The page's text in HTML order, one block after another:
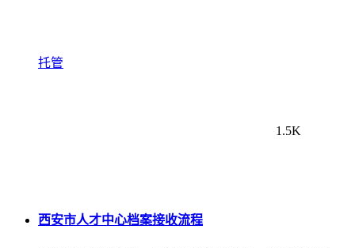
托管
1.5K
西安市人才中心档案接收流程